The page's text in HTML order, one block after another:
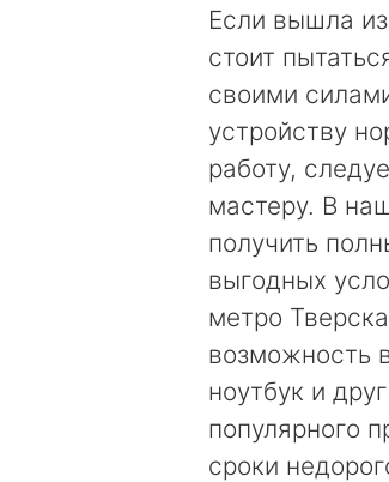
Если вышла
стоит
своими
устройству
работу,
мастеру. В
получить
выгодных
метро
возможность
ноутбук и
популярного
сроки